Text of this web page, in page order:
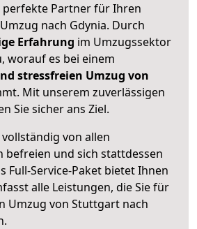
Partner für Ihren
nach Gdynia. Durch
Erfahrung im Umzugssektor
worauf es bei einem
stressfreien Umzug von
Mit unserem zuverlässigen
Sie sicher ans Ziel.
von allen
befreien und sich stattdessen
Full-Service-Paket bietet Ihnen
alle Leistungen, die Sie für
Umzug von Stuttgart nach